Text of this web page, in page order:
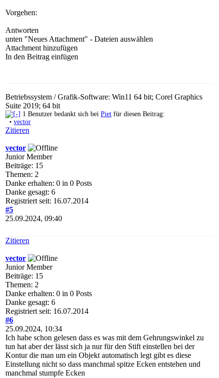
Vorgehen:
Antworten
unten "Neues Attachment" - Dateien auswählen
Attachment hinzufügen
In den Beitrag einfügen
Betriebssystem / Grafik-Software: Win11 64 bit; Corel Graphics
Suite 2019; 64 bit
1 Benutzer bedankt sich bei Piet für diesen Beitrag:
• vector
Zitieren
vector
Junior Member
Beiträge: 15
Themen: 2
Danke erhalten: 0 in 0 Posts
Danke gesagt: 6
Registriert seit: 16.07.2014
#5
25.09.2024, 09:40
Zitieren
vector
Junior Member
Beiträge: 15
Themen: 2
Danke erhalten: 0 in 0 Posts
Danke gesagt: 6
Registriert seit: 16.07.2014
#6
25.09.2024, 10:34
Ich habe schon gelesen dass es was mit dem Gehrungswinkel zu
tun hat aber der lässt sich ja nur für den Stift einstellen bei der
Kontur die man um ein Objekt automatisch legt gibt es diese
Einstellung nicht so dass manchmal spitze Ecken entstehen und
manchmal stumpfe Ecken